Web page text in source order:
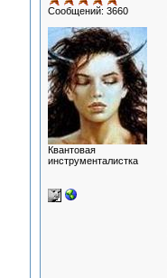
Сообщений: 3660
Квантовая
инструменталистка